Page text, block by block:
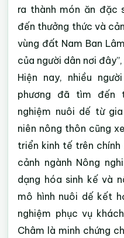
ra thành món ăn đặc
đến thưởng thức và
vùng đất Nam Ban
của người dân nơi
Hiện nay, nhiều
phương đã tìm đến
nghiệm nuôi dế từ
niên nông thôn cũng
triển kinh tế trên chính
cảnh ngành Nông
dạng hóa sinh kế và
mô hình nuôi dế kết
nghiệm phục vụ
Châm là minh chứng